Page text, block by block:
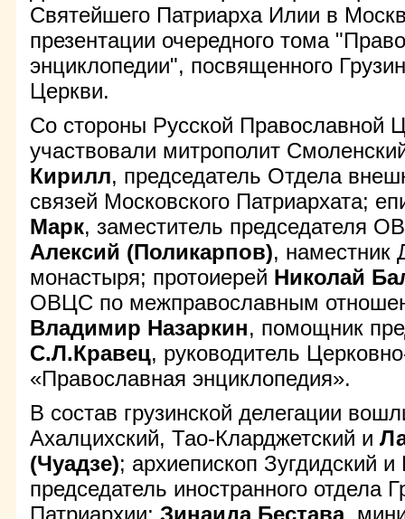
Святейшего Патриарха Илии в
презентации очередного тома
энциклопедии", посвященного
Церкви.
Со стороны Русской Православной
участвовали митрополит
Кирилл, председатель Отдела
связей Московского Патриархата;
Марк, заместитель председателя
Алексий (Поликарпов), наместник
монастыря; протоиерей Николай
ОВЦС по межправославным
Владимир Назаркин, помощник
С.Л.Кравец, руководитель
«Православная энциклопедия».
В состав грузинской делегации
Ахалцихский, Тао-Кларджетский и
(Чуадзе); архиепископ Зугдидский
председатель иностранного отдела
Патриархии; Зинаида Бестава,